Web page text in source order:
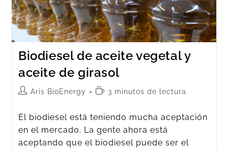
Biodiesel de aceite vegetal y
aceite de girasol
Aris BioEnergy 3 minutos de lectura
El biodiesel está teniendo mucha aceptación
en el mercado. La gente ahora está
aceptando que el biodiesel puede ser el